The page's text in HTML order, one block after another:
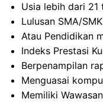
Usia lebih dari 21
Lulusan SMA/
Atau Pendidikan
Indeks Prestasi
Berpenampilan
Menguasai
Memiliki